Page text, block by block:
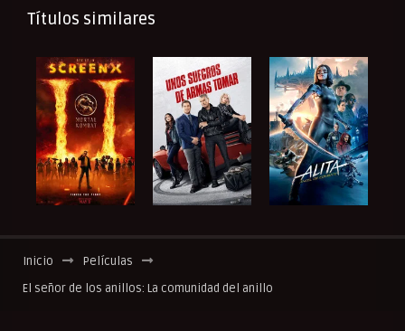
Títulos similares
Inicio
Películas
El señor de los anillos: La comunidad del anillo